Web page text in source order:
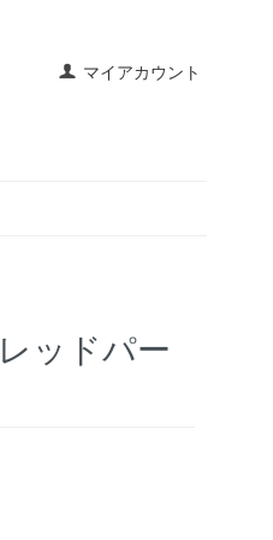
マイアカウント
ッドパー